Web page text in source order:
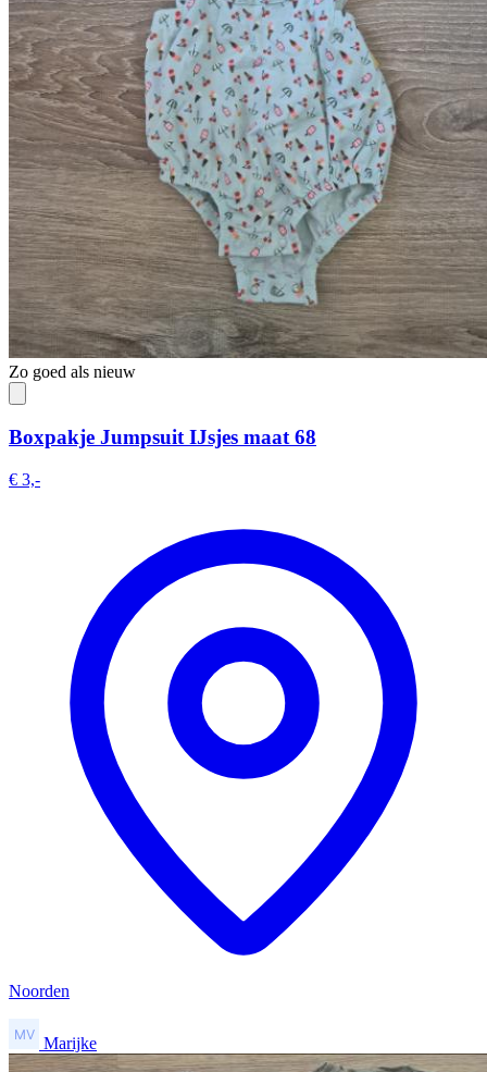
Zo goed als nieuw
Boxpakje Jumpsuit IJsjes maat 68
€ 3,-
Noorden
Marijke